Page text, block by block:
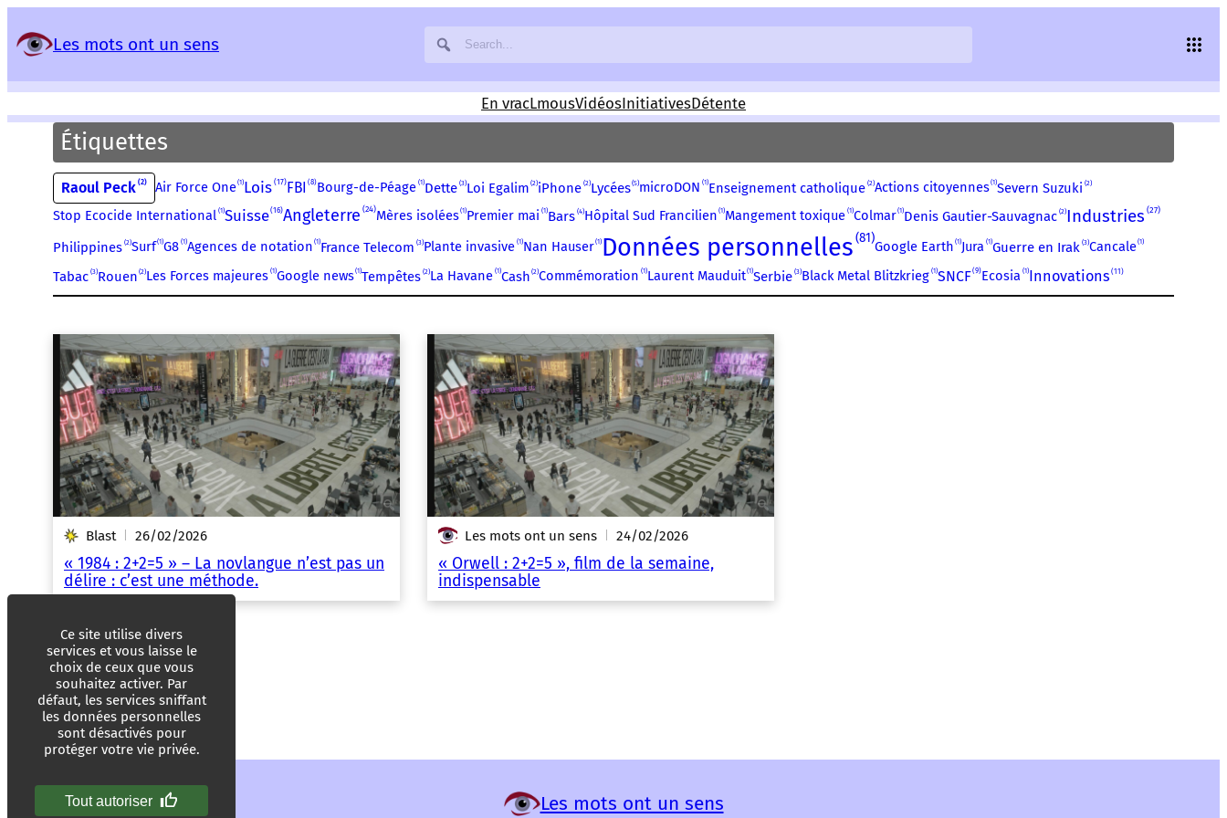
Les mots ont un sens
En vracLmousVidéosInitiativesDétente
Étiquettes
Raoul Peck 2 Air Force One 1 Lois 17 FBI 8 Bourg-de-Péage 1 Dette 3 Loi Egalim 2 iPhone 2 Lycées 5 microDON 1 Enseignement catholique 2 Actions citoyennes 1 Severn Suzuki 2
Stop Ecocide International 1 Suisse 16 Angleterre 24 Mères isolées 1 Premier mai 1 Bars 4 Hôpital Sud Francilien 1 Mangement toxique 1 Colmar 1 Denis Gautier-Sauvagnac 2 Industries 27
Philippines 2 Surf 1 G8 1 Agences de notation 1 France Telecom 3 Plante invasive 1 Nan Hauser 1 Données personnelles 81
Google Earth 1 Jura 1 Guerre en Irak 3 Cancale 1
Tabac 3 Rouen 2 Les Forces majeures 1 Google news 1 Tempêtes 2 La Havane 1 Cash 2 Commémoration 1 Laurent Mauduit 1 Serbie 3 Black Metal Blitzkrieg 1 SNCF 9 Ecosia 1 Innovations 11
Blast 26/02/2026
« 1984 : 2+2=5 » – La novlangue n’est pas un
délire : c’est une méthode.
Les mots ont un sens 24/02/2026
« Orwell : 2+2=5 », film de la semaine,
indispensable
Les mots ont un sens
Panneau de gestion des services
Ce site utilise divers
services et vous laisse le
choix de ceux que vous
souhaitez activer. Par
défaut, les services sniffant
les données personnelles
sont désactivés pour
protéger votre vie privée.
Tout autoriser